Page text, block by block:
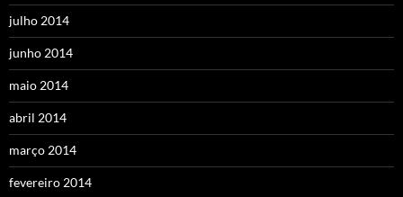
julho 2014
junho 2014
maio 2014
abril 2014
março 2014
fevereiro 2014